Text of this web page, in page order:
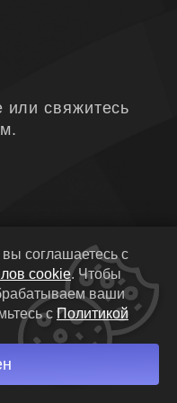
или свяжитесь
Октябрьская
соглашаетесь с
cookie. Чтобы
ваши
с Политикой